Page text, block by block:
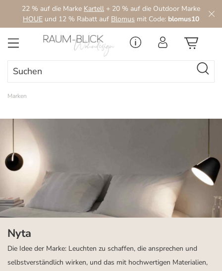
Zum Hauptinhalt springen
22 % auf die Marke Kartell + 20 % auf die Outdoor Marke
HOUE und 12 % Rabatt auf Blomus mit Code: blomus10
Marken
Nyta
Die Idee der Marke: Leuchten zu schaffen, die ansprechen und
selbstverständlich wirken, und das mit hochwertigen Materialien,